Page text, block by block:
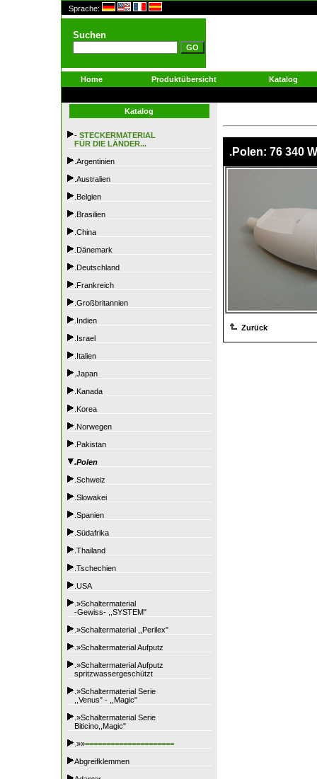
Sprache:
Suchen
Home Produktübersicht Katalog
Katalog
- STECKERMATERIAL
FÜR DIE LÄNDER...
.Argentinien
.Australien
.Belgien
.Brasilien
.China
.Dänemark
.Deutschland
.Frankreich
.Großbritannien
.Indien
.Israel
.Italien
.Japan
.Kanada
.Korea
.Norwegen
.Pakistan
.Polen
.Schweiz
.Slowakei
.Spanien
.Südafrika
.Thailand
.Tschechien
.USA
.»Schaltermaterial
-Gewiss- ,,SYSTEM"
.»Schaltermaterial ,,Perilex"
.»Schaltermaterial Aufputz
.»Schaltermaterial Aufputz
spritzwassergeschützt
.»Schaltermaterial Serie
,,Venus" - ,,Magic"
.»Schaltermaterial Serie
Biticino,,Magic"
.»»=====================
Abgreifklemmen
.Polen: 76 340 W
Zurück